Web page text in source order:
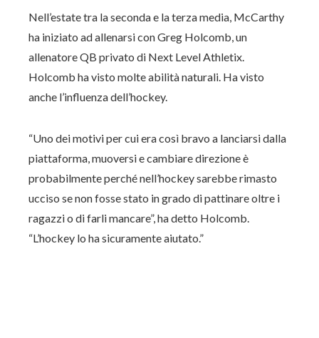
Nell’estate tra la seconda e la terza media, McCarthy
ha iniziato ad allenarsi con Greg Holcomb, un
allenatore QB privato di Next Level Athletix.
Holcomb ha visto molte abilità naturali. Ha visto
anche l’influenza dell’hockey.
“Uno dei motivi per cui era così bravo a lanciarsi dalla
piattaforma, muoversi e cambiare direzione è
probabilmente perché nell’hockey sarebbe rimasto
ucciso se non fosse stato in grado di pattinare oltre i
ragazzi o di farli mancare”, ha detto Holcomb.
“L’hockey lo ha sicuramente aiutato.”